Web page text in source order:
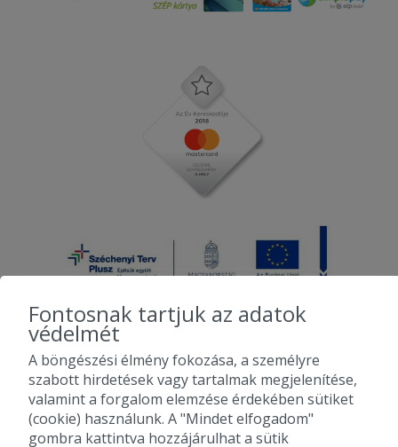
2010-2026 Copyright - Falatozz.hu - Diston-line Kft.
Pizza, gyros, hamburger, menük kedvező áron, egy helyen az összes
étterem ajánlata.
Fontosnak tartjuk az adatok
védelmét
A böngészési élmény fokozása, a személyre
szabott hirdetések vagy tartalmak megjelenítése,
valamint a forgalom elemzése érdekében sütiket
(cookie) használunk. A "Mindet elfogadom"
gombra kattintva hozzájárulhat a sütik